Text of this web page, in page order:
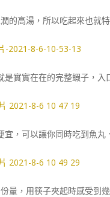
的高湯，所以吃起來也就
實實在在的完整蝦子，入
，可以讓你同時吃到魚丸
量，用筷子夾起時感受到